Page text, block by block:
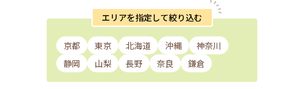
エリアを指定して絞り込む
京都 東京 北海道 沖縄
神奈川
静岡
山梨 長野 奈良 鎌倉